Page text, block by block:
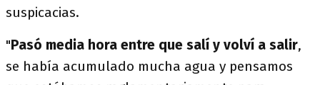
suspicacias.
"Pasó media hora entre que salí y volví a salir,
se había acumulado mucha agua y pensamos